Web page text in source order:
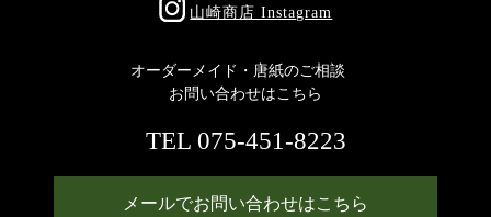
山崎商店 Instagram
オーダーメイド・唐紙のご相談
お問い合わせはこちら
TEL 075-451-8223
メールでお問い合わせはこちら